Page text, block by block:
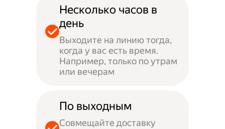
Несколько часов в
день
Выходите на линию тогда,
когда у вас есть время.
Например, только по утрам
или вечерам
По выходным
Совмещайте доставку